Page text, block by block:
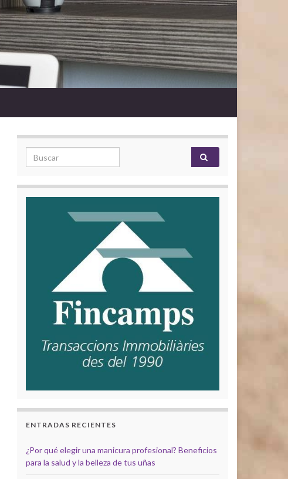
Search for:
ENTRADAS RECIENTES
¿Por qué elegir una manicura profesional? Beneficios
para la salud y la belleza de tus uñas